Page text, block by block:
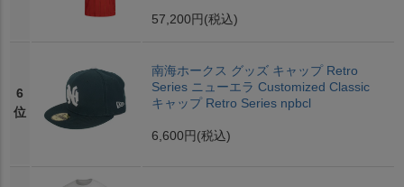
57,200円 (税込)
6
位
南海ホークス グッズ キャップ Retro
Series ニューエラ Customized Classic
キャップ Retro Series npbcl
6,600円 (税込)